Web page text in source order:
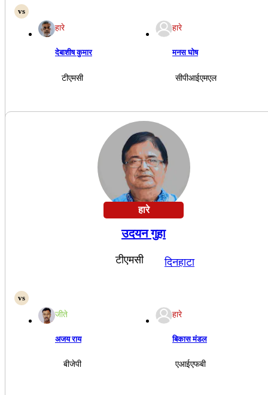
हारे
देबाशीष कुमार
टीएमसी
हारे
मनस घोष
सीपीआईएमएल
हारे
उदयन गुहा
टीएमसी दिनहाटा
जीते
अजय राय
बीजेपी
हारे
बिकास मंडल
एआईएफबी